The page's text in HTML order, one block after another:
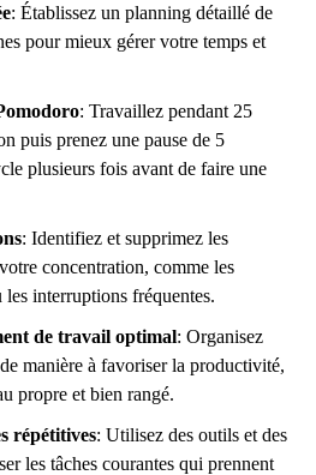
: Établissez un planning détaillé de
pour mieux gérer votre temps et
: Travaillez pendant 25
puis prenez une pause de 5
plusieurs fois avant de faire une
: Identifiez et supprimez les
concentration, comme les
interruptions fréquentes.
de travail optimal: Organisez
manière à favoriser la productivité,
propre et bien rangé.
répétitives: Utilisez des outils et des
les tâches courantes qui prennent